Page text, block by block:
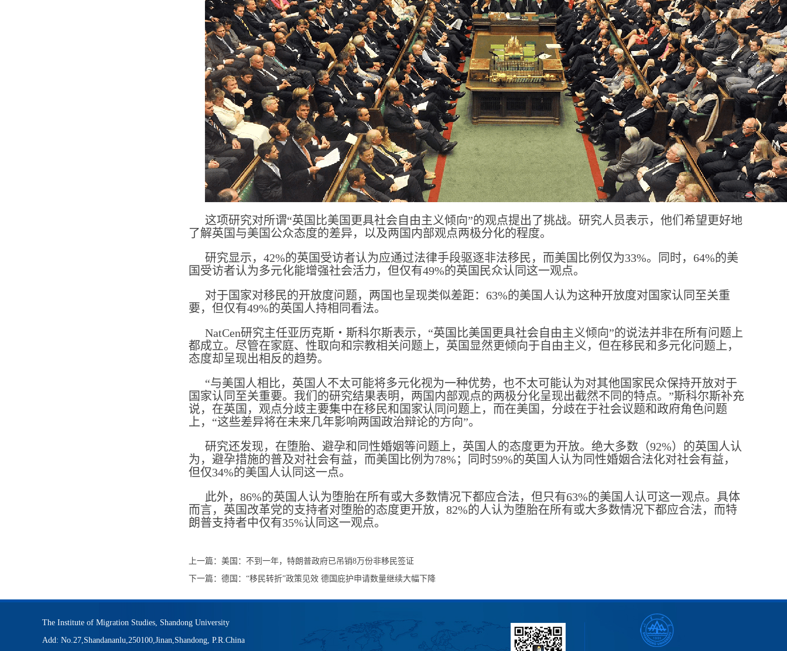
这项研究对所谓“英国比美国更具社会自由主义倾向”的观点提出了挑战。研究人员表示，他们希望更好地
了解英国与美国公众态度的差异，以及两国内部观点两极分化的程度。
研究显示，42%的英国受访者认为应通过法律手段驱逐非法移民，而美国比例仅为33%。同时，64%的美
国受访者认为多元化能增强社会活力，但仅有49%的英国民众认同这一观点。
对于国家对移民的开放度问题，两国也呈现类似差距：63%的美国人认为这种开放度对国家认同至关重
要，但仅有49%的英国人持相同看法。
NatCen研究主任亚历克斯・斯科尔斯表示，“英国比美国更具社会自由主义倾向”的说法并非在所有问题上
都成立。尽管在家庭、性取向和宗教相关问题上，英国显然更倾向于自由主义，但在移民和多元化问题上，
态度却呈现出相反的趋势。
“与美国人相比，英国人不太可能将多元化视为一种优势，也不太可能认为对其他国家民众保持开放对于
国家认同至关重要。我们的研究结果表明，两国内部观点的两极分化呈现出截然不同的特点。”斯科尔斯补充
说，在英国，观点分歧主要集中在移民和国家认同问题上，而在美国，分歧在于社会议题和政府角色问题
上，“这些差异将在未来几年影响两国政治辩论的方向”。
研究还发现，在堕胎、避孕和同性婚姻等问题上，英国人的态度更为开放。绝大多数（92%）的英国人认
为，避孕措施的普及对社会有益，而美国比例为78%；同时59%的英国人认为同性婚姻合法化对社会有益，
但仅34%的美国人认同这一点。
此外，86%的英国人认为堕胎在所有或大多数情况下都应合法，但只有63%的美国人认可这一观点。具体
而言，英国改革党的支持者对堕胎的态度更开放，82%的人认为堕胎在所有或大多数情况下都应合法，而特
朗普支持者中仅有35%认同这一观点。
上一篇： 美国：不到一年，特朗普政府已吊销8万份非移民签证
下一篇： 德国：“移民转折”政策见效 德国庇护申请数量继续大幅下降
The Institute of Migration Studies, Shandong University
Add: No.27,Shandananlu,250100,Jinan,Shandong, P.R.China